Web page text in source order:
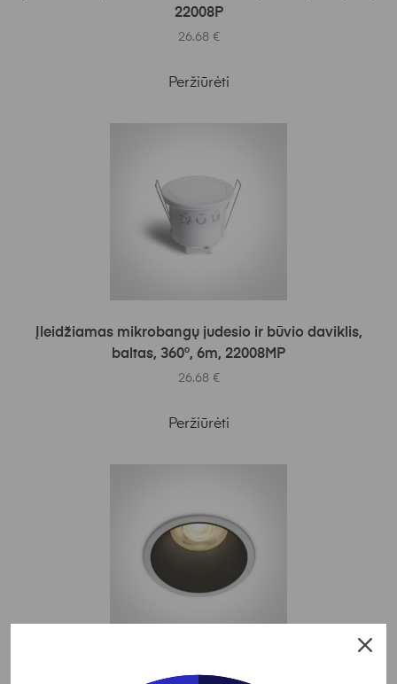
22008P
26.68 €
Peržiūrėti
Į KREPŠELĮ
Įleidžiamas mikrobangų judesio ir būvio daviklis,
baltas, 360°, 6m, 22008MP
26.68 €
Peržiūrėti
ONE LIGHT